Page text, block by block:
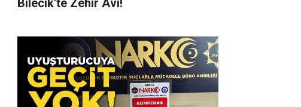
Bilecik'te Zehir Avı!